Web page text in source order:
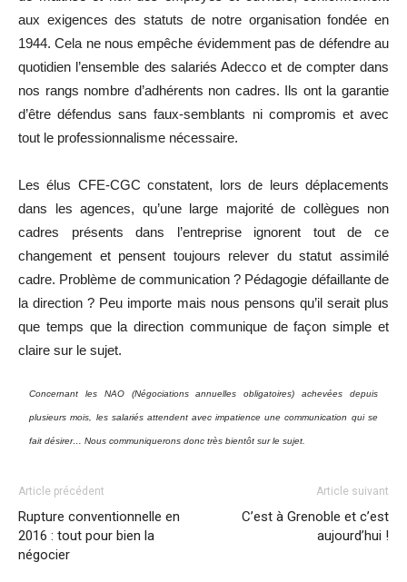
aux exigences des statuts de notre organisation fondée en
1944. Cela ne nous empêche évidemment pas de défendre au
quotidien l’ensemble des salariés Adecco et de compter dans
nos rangs nombre d’adhérents non cadres. Ils ont la garantie
d’être défendus sans faux-semblants ni compromis et avec
tout le professionnalisme nécessaire.
Les élus CFE-CGC constatent, lors de leurs déplacements
dans les agences, qu’une large majorité de collègues non
cadres présents dans l’entreprise ignorent tout de ce
changement et pensent toujours relever du statut assimilé
cadre. Problème de communication ? Pédagogie défaillante de
la direction ? Peu importe mais nous pensons qu’il serait plus
que temps que la direction communique de façon simple et
claire sur le sujet.
Concernant les NAO (Négociations annuelles obligatoires) achevées depuis
plusieurs mois, les salariés attendent avec impatience une communication qui se
fait désirer… Nous communiquerons donc très bientôt sur le sujet.
Article précédent
Rupture conventionnelle en
2016 : tout pour bien la
négocier
Article suivant
C’est à Grenoble et c’est
aujourd’hui !